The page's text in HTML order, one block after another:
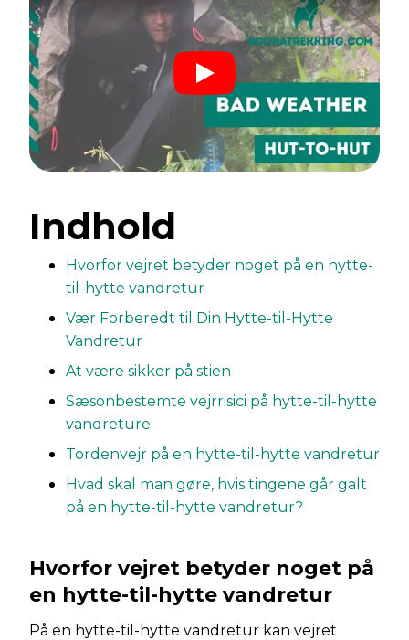
Indhold
Hvorfor vejret betyder noget på en hytte-
til-hytte vandretur
Vær Forberedt til Din Hytte-til-Hytte
Vandretur
At være sikker på stien
Sæsonbestemte vejrrisici på hytte-til-hytte
vandreture
Tordenvejr på en hytte-til-hytte vandretur
Hvad skal man gøre, hvis tingene går galt
på en hytte-til-hytte vandretur?
Hvorfor vejret betyder noget på
en hytte-til-hytte vandretur
På en hytte-til-hytte vandretur kan vejret